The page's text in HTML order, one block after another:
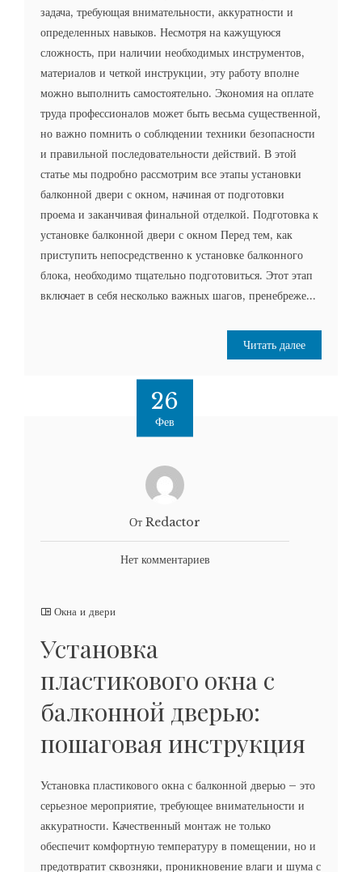
задача, требующая внимательности, аккуратности и
определенных навыков. Несмотря на кажущуюся
сложность, при наличии необходимых инструментов,
материалов и четкой инструкции, эту работу вполне
можно выполнить самостоятельно. Экономия на оплате
труда профессионалов может быть весьма существенной,
но важно помнить о соблюдении техники безопасности
и правильной последовательности действий. В этой
статье мы подробно рассмотрим все этапы установки
балконной двери с окном, начиная от подготовки
проема и заканчивая финальной отделкой. Подготовка к
установке балконной двери с окном Перед тем, как
приступить непосредственно к установке балконного
блока, необходимо тщательно подготовиться. Этот этап
включает в себя несколько важных шагов, пренебреже...
Читать далее
26
Фев
От Redactor
Нет комментариев
Окна и двери
Установка
пластикового окна с
балконной дверью:
пошаговая инструкция
Установка пластикового окна с балконной дверью – это
серьезное мероприятие, требующее внимательности и
аккуратности. Качественный монтаж не только
обеспечит комфортную температуру в помещении, но и
предотвратит сквозняки, проникновение влаги и шума с